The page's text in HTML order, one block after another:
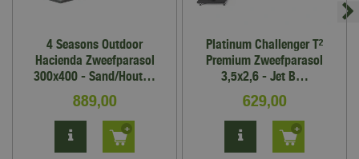
4 Seasons Outdoor
Hacienda Zweefparasol
300x400 - Sand/Hout…
889,00
Platinum Challenger T²
Premium Zweefparasol
3,5x2,6 - Jet B…
629,00